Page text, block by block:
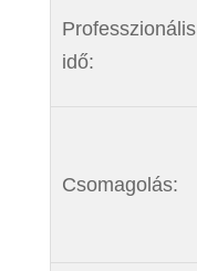
Professzionális
idő:
Csomagolás: